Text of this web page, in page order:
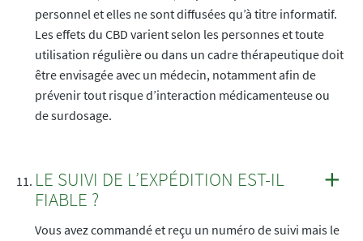
personnel et elles ne sont diffusées qu’à titre informatif.
Les effets du CBD varient selon les personnes et toute
utilisation régulière ou dans un cadre thérapeutique doit
être envisagée avec un médecin, notamment afin de
prévenir tout risque d’interaction médicamenteuse ou
de surdosage.
LE SUIVI DE L’EXPÉDITION EST-IL
FIABLE ?
Vous avez commandé et reçu un numéro de suivi mais le